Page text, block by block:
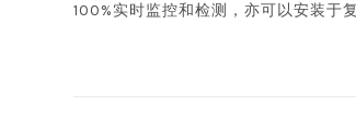
100%实时监控和检测，亦可以安装于